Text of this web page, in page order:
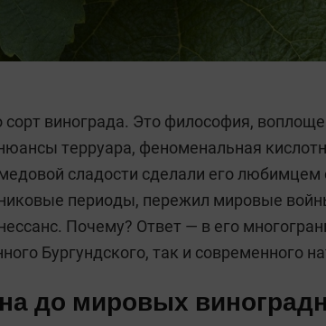
сорт винограда. Это философия,
терруара, феноменальная
сладости сделали его
периоды, пережил мировые
Почему? Ответ — в его
Бургундского, так и современного
до мировых